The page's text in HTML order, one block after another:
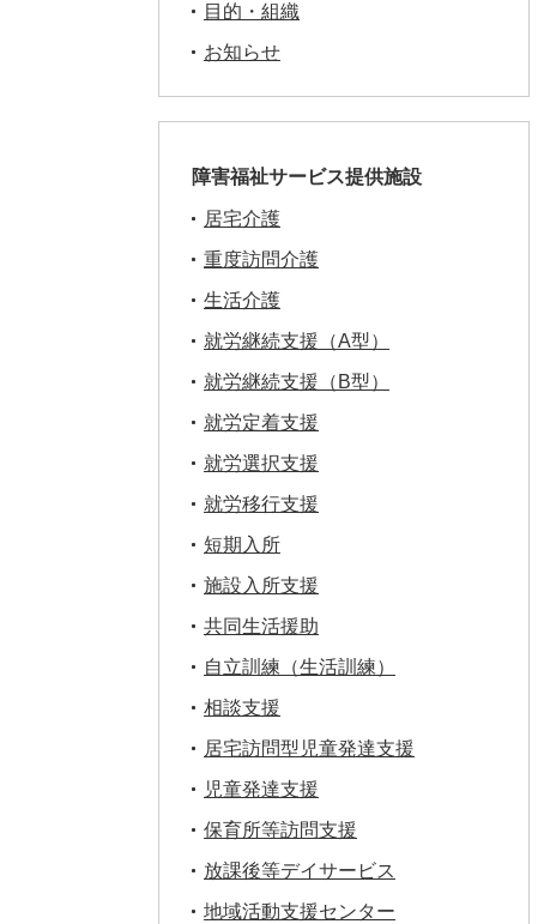
目的・組織
お知らせ
障害福祉サービス提供施設
居宅介護
重度訪問介護
生活介護
就労継続支援（A型）
就労継続支援（B型）
就労定着支援
就労選択支援
就労移行支援
短期入所
施設入所支援
共同生活援助
自立訓練（生活訓練）
相談支援
居宅訪問型児童発達支援
児童発達支援
保育所等訪問支援
放課後等デイサービス
地域活動支援センター